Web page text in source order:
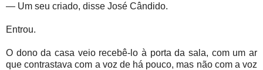
— Um seu criado, disse José Cândido.
Entrou.
O dono da casa veio recebê-lo à porta da sala, com um ar
que contrastava com a voz de há pouco, mas não com a voz